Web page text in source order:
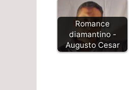
Romance
diamantino -
Augusto Cesar